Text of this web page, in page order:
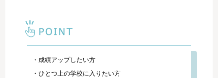
・成績アップしたい方
・ひとつ上の学校に入りたい方